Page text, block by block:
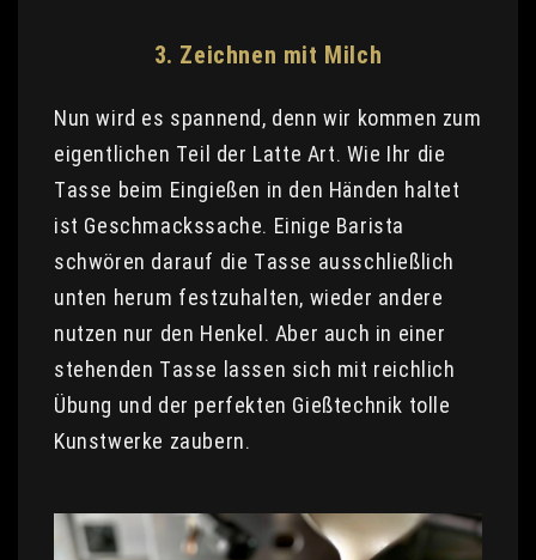
3. Zeichnen mit Milch
Nun wird es spannend, denn wir kommen zum
eigentlichen Teil der Latte Art. Wie Ihr die
Tasse beim Eingießen in den Händen haltet
ist Geschmackssache. Einige Barista
schwören darauf die Tasse ausschließlich
unten herum festzuhalten, wieder andere
nutzen nur den Henkel. Aber auch in einer
stehenden Tasse lassen sich mit reichlich
Übung und der perfekten Gießtechnik tolle
Kunstwerke zaubern.